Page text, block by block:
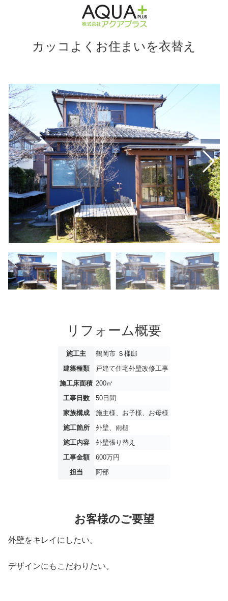
カッコよくお住まいを衣替え
リフォーム概要
施工主
鶴岡市 Ｓ様邸
建築種類
戸建て住宅外壁改修工事
施工床面積 200㎡
工事日数
50日間
家族構成
施主様、お子様、お母様
施工箇所
外壁、雨樋
施工内容
外壁張り替え
工事金額
600万円
担当
阿部
お客様のご要望
外壁をキレイにしたい。
デザインにもこだわりたい。